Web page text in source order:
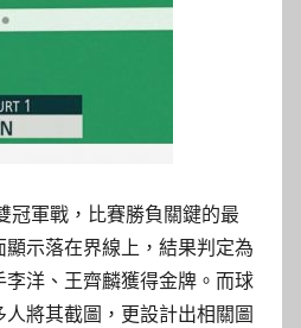
冠軍戰，比賽勝負關鍵的最
示落在界線上，結果判定為
洋、王齊麟獲得金牌。而球
將其截圖，更設計出相關圖